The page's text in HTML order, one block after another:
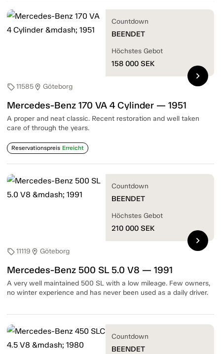
sell11585location_on Göteborg
Mercedes-Benz 170 VA 4 Cylinder — 1951
A proper and neat classic. Recent restoration and well taken
care of through the years.
Reservationspreis Erreicht
Countdown
BEENDET
Höchstes Gebot
158 000 SEK
chevron_right
sell11119 location_on Göteborg
Mercedes-Benz 500 SL 5.0 V8 — 1991
A very well maintained 500 SL with a low mileage. Few owners,
no winter experience and has never been used as a daily driver.
Countdown
BEENDET
Höchstes Gebot
210 000 SEK
chevron_right
Countdown
BEENDET